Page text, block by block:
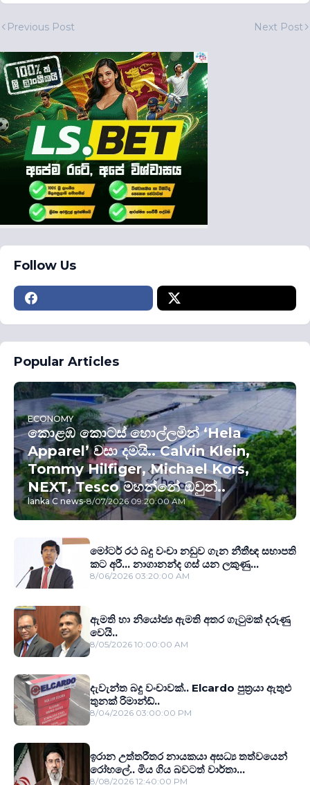
Previous Post Next Post
Follow Us
Popular Articles
ECONOMY
කොළඹ කොටස් හොල්ලමින් ‘Hela
Apparel’ වසා දමයි.. Calvin Klein,
Tommy Hilfiger, Michael Kors,
NEXT, Tesco මහන්නේ ඔවුන්..
lanka C news-8/07/2026 09:20:00 AM
මෝටර් රථ බදු වංචා නඩුව ගැන නීතීඥ සභාපති
කට අරී... නාගානන්ද ගස් යන ලකුණු...
8/06/2026 03:20:00 AM
ඇමති හා නියෝජ්‍ය ඇමති අතර ගැටුමක් දරුණු
වෙයි..
8/05/2026 10:00:00 AM
දැවැන්ත බදු වංචාවක්.. Elcardo පුත‍්‍රයා ඇතුළු
තුනක් රිමාන්ඩ්..
8/04/2026 03:00:00 PM
ඉරාන උත්තරීතර නායකයා අසධ්‍ය තත්වයෙන්
රෝහලේ.. මිය ගිය බවටත් වාර්තා...
8/08/2026 12:40:00 PM